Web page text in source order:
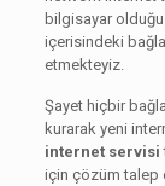
bilgisayar
içerisindeki
etmekteyiz.
Şayet hiçbir
kurarak yeni
internet servisi
için çözüm talep